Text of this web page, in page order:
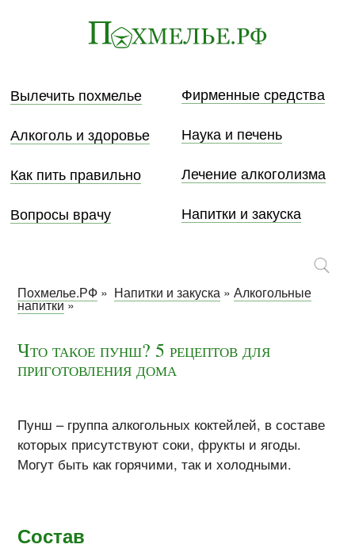
Вылечить похмелье
Фирменные средства
Алкоголь и здоровье
Наука и печень
Как пить правильно
Лечение алкоголизма
Вопросы врачу
Напитки и закуска
Похмелье.РФ » Напитки и закуска »Алкогольные
напитки»
Что такое пунш? 5 рецептов для
приготовления дома
Пунш – группа алкогольных коктейлей, в составе
которых присутствуют соки, фрукты и ягоды.
Могут быть как горячими, так и холодными.
Состав